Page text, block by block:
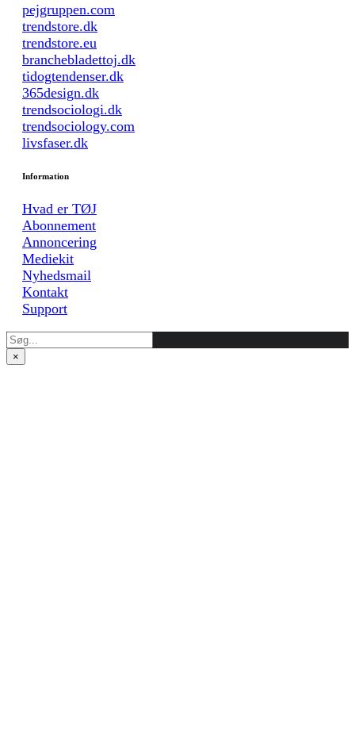
pejgruppen.com
trendstore.dk
trendstore.eu
branchebladettoj.dk
tidogtendenser.dk
365design.dk
trendsociologi.dk
trendsociology.com
livsfaser.dk
Information
Hvad er TØJ
Abonnement
Annoncering
Mediekit
Nyhedsmail
Kontakt
Support
×